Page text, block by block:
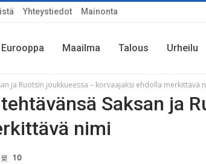
Yhteystiedot Mainonta
Eurooppa Maailma Talous Urheilu
ja Ruotsin joukkueessa – korvaajaksi ehdolla merkittävä
Saksan ja
nimi
10